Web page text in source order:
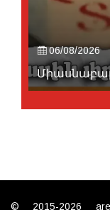
06/08/2026
Միասնաբար
© 2015-2026